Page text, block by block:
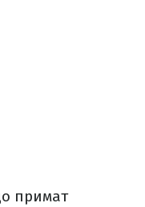
примат